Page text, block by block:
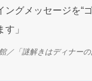
ングメッセージを“
」
／「謎解きはディナー